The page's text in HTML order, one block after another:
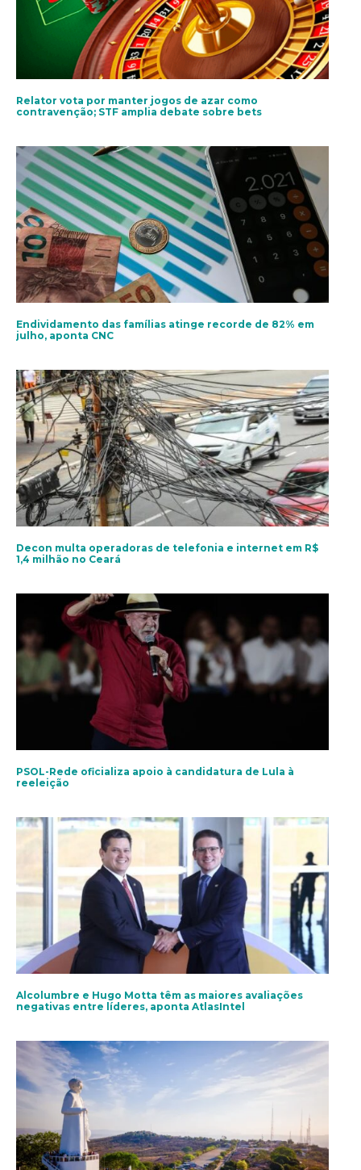
Relator vota por manter jogos de azar como
contravenção; STF amplia debate sobre bets
Endividamento das famílias atinge recorde de 82% em
julho, aponta CNC
Decon multa operadoras de telefonia e internet em R$
1,4 milhão no Ceará
PSOL-Rede oficializa apoio à candidatura de Lula à
reeleição
Alcolumbre e Hugo Motta têm as maiores avaliações
negativas entre líderes, aponta AtlasIntel